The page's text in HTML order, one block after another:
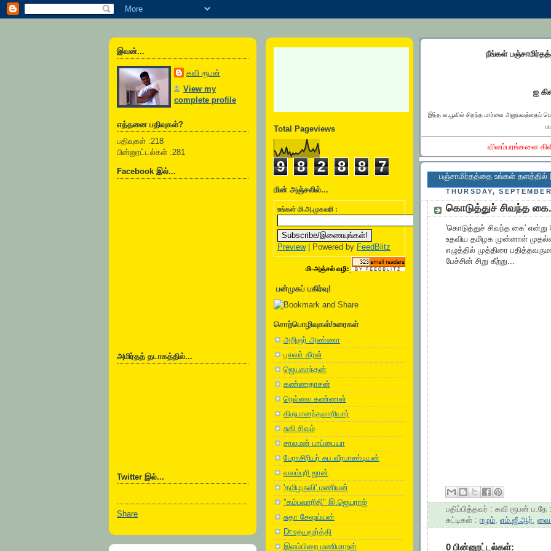
இவன்...
கவி ரூபன்
View my
complete profile
எத்தனை பதிவுகள்?
பதிவுகள் :218
பின்னூட்டல்கள் :281
Facebook இல்...
அமிர்தத் தடாகத்தில்...
Twitter இல்...
Share
Total Pageviews
9 8 2 8 8 7
மின் அஞ்சலில்...
உங்கள் மி.அ.முகவரி :
Preview| Powered by FeedBlitz
மி-அஞ்சல் வழி:
பன்முகப் பகிர்வு!
சொற்பொழிவுகள்/உரைகள்
அறிஞர் அண்ணா
புலவா் கீரன்
ஜெயகாந்தன்
கண்ணதாசன்
நெல்லை கண்ணன்
கிருபானந்தவாரியார்
சுகி சிவம்
சாலமன் பாப்பையா
பேராசிரியர் சுப.வீரபாண்டியன்
வலம்புரி ஜான்
'தமிழருவி' மணியன்
"கம்பவாரிதி" இ.ஜெயராஜ்
சுதா சேஷய்யன்
Dr.உதயமூர்த்தி
இளம்பிறை மணிமாறன்
நீங்கள்
ஐ
இந்த வ.பூவில் சிறந்த பார்வை அனுபவத்தைப்
விளம்பரங்களை
பஞ்சாமிர்தத்தை உங்கள் தளத்தில்
THURSDAY,
கொடுத்துச் சிவந்த
'கொடுத்துச் சிவந்த கை'
உதவிய தமிழக முன்னாள்
எழுத்தில் முத்திரை
பேச்சின் சிறு கீற்று...
பதிப்பித்தவர் : கவி ரூபன் ப.நே :
சுட்டிகள் : ஈழம், எம்.ஜீ.ஆர்,
0 பின்னூட்டல்கள்: